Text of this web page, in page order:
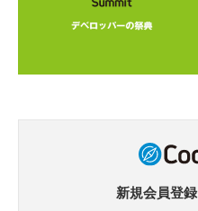
新規会員登録